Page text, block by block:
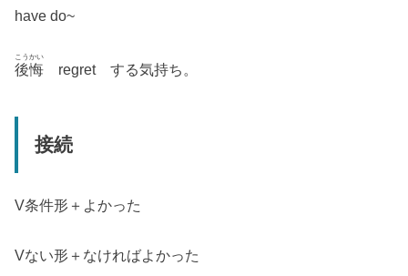
have do~
後悔
こうかい
regret する気持ち。
接続
V条件形＋よかった
Vない形＋なければよかった